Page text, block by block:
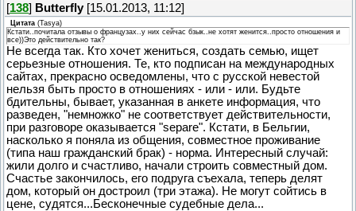
[138] Butterfly [15.01.2013, 11:12]
Цитата (Tasya)
Кстати..почитала отзывы о французах..у них сейчас бзык..не хотят женится..просто отношения и
все))Это действительно так?
Не всегда так. Кто хочет жениться, создать семью, ищет
серьезные отношения. Те, кто подписан на международных
сайтах, прекрасно осведомлены, что с русской невестой
нельзя быть просто в отношениях - или - или. Будьте
бдительны, бывает, указанная в анкете информация, что
разведен, "немножко" не соответствует действительности,
при разговоре оказывается "separe". Кстати, в Бельгии,
насколько я поняла из общения, совместное проживание
(типа наш гражданский брак) - норма. Интересный случай:
жили долго и счастливо, начали строить совместный дом.
Счастье закончилось, его подруга съехала, теперь делят
дом, который он достроил (три этажа). Не могут сойтись в
цене, судятся...Бесконечные судебные дела...